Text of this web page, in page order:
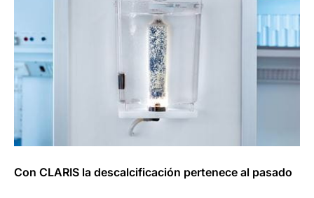
Con CLARIS la descalcificación pertenece al pasado